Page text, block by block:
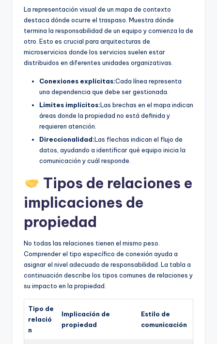
La representación visual de un mapa de contexto
destaca dónde ocurre el traspaso. Muestra dónde
termina la responsabilidad de un equipo y comienza la de
otro. Esto es crucial para arquitecturas de
microservicios donde los servicios suelen estar
distribuidos en diferentes unidades organizativas.
Conexiones explícitas:Cada línea representa
una dependencia que debe ser gestionada.
Límites implícitos:Las brechas en el mapa indican
áreas donde la propiedad no está definida y
requieren atención.
Direccionalidad:Las flechas indican el flujo de
datos, ayudando a identificar qué equipo inicia la
comunicación y cuál responde.
Tipos de relaciones e
implicaciones de
propiedad
No todas las relaciones tienen el mismo peso.
Comprender el tipo específico de conexión ayuda a
asignar el nivel adecuado de responsabilidad. La tabla a
continuación describe los tipos comunes de relaciones y
su impacto en la propiedad.
Tipo de
relació
n
Implicación de
propiedad
Estilo de
comunicación